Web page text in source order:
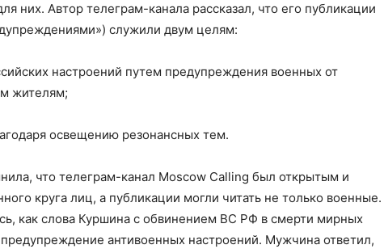
них. Автор телеграм-канала рассказал, что его публикации
служили двум целям:
настроений путем предупреждения военных от
жителям;
освещению резонансных тем.
что телеграм-канал Moscow Calling был открытым и
круга лиц, а публикации могли читать не только военные.
как слова Куршина с обвинением ВС РФ в смерти мирных
антивоенных настроений. Мужчина ответил,